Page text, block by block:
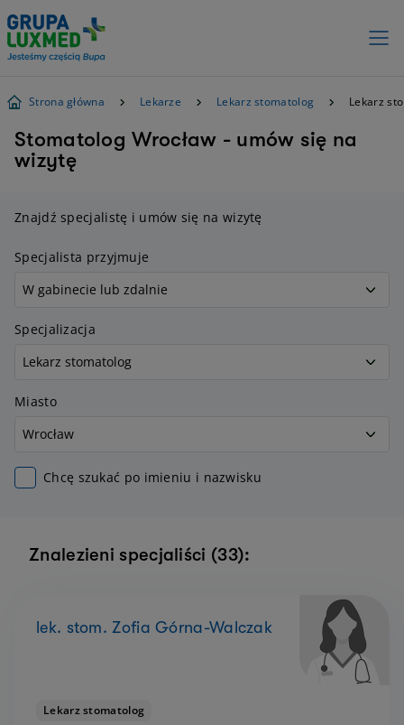
Strona główna Lekarze Lekarz stomatolog Lekarz
Stomatolog Wrocław - umów się na
wizytę
Znajdź specjalistę i umów się na wizytę
Specjalista przyjmuje
Specjalizacja
Miasto
Chcę szukać po imieniu i nazwisku
Znalezieni specjaliści (33):
lek. stom. Zofia Górna-Walczak
Lekarz stomatolog